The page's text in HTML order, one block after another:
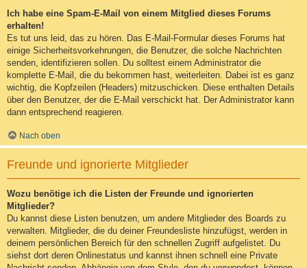
Ich habe eine Spam-E-Mail von einem Mitglied dieses Forums
erhalten!
Es tut uns leid, das zu hören. Das E-Mail-Formular dieses Forums hat
einige Sicherheitsvorkehrungen, die Benutzer, die solche Nachrichten
senden, identifizieren sollen. Du solltest einem Administrator die
komplette E-Mail, die du bekommen hast, weiterleiten. Dabei ist es ganz
wichtig, die Kopfzeilen (Headers) mitzuschicken. Diese enthalten Details
über den Benutzer, der die E-Mail verschickt hat. Der Administrator kann
dann entsprechend reagieren.
Nach oben
Freunde und ignorierte Mitglieder
Wozu benötige ich die Listen der Freunde und ignorierten
Mitglieder?
Du kannst diese Listen benutzen, um andere Mitglieder des Boards zu
verwalten. Mitglieder, die du deiner Freundesliste hinzufügst, werden in
deinem persönlichen Bereich für den schnellen Zugriff aufgelistet. Du
siehst dort deren Onlinestatus und kannst ihnen schnell eine Private